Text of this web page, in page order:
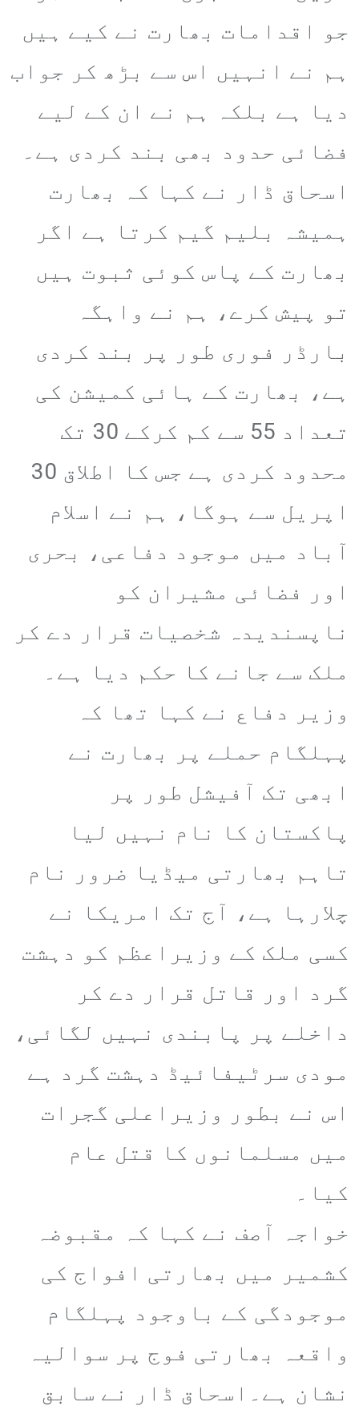
جو اقدامات بھارت نے کیے ہیں
ہم نے انہیں اس سے بڑھ کر جواب
دیا ہے بلکہ ہم نے ان کے لیے
فضائی حدود بھی بند کردی ہے۔
اسحاق ڈار نے کہا کہ بھارت
ہمیشہ بلیم گیم کرتا ہے اگر
بھارت کے پاس کوئی ثبوت ہیں
تو پیش کرے، ہم نے واہگہ
بارڈر فوری طور پر بند کردی
ہے، بھارت کے ہائی کمیشن کی
تعداد 55 سے کم کرکے 30 تک
محدود کردی ہے جس کا اطلاق 30
اپریل سے ہوگا، ہم نے اسلام
آباد میں موجود دفاعی، بحری
اور فضائی مشیران کو
ناپسندیدہ شخصیات قرار دے کر
ملک سے جانے کا حکم دیا ہے۔
وزیر دفاع نے کہا تھا کہ
پہلگام حملے پر بھارت نے
ابھی تک آفیشل طور پر
پاکستان کا نام نہیں لیا
تاہم بھارتی میڈیا ضرور نام
چلارہا ہے، آج تک امریکا نے
کسی ملک کے وزیراعظم کو دہشت
گرد اور قاتل قرار دے کر
داخلے پر پابندی نہیں لگائی،
مودی سرٹیفائیڈ دہشت گرد ہے
اس نے بطور وزیراعلی گجرات
میں مسلمانوں کا قتل عام
کیا۔
خواجہ آصف نے کہا کہ مقبوضہ
کشمیر میں بھارتی افواج کی
موجودگی کے باوجود پہلگام
واقعہ بھارتی فوج پر سوالیہ
نشان ہے۔اسحاق ڈار نے سابق